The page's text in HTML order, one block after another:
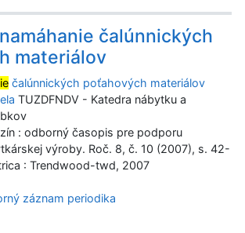
čalúnnických
materiálov
čalúnnických poťahových materiálov
TUZDFNDV - Katedra nábytku a
: odborný časopis pre podporu
výroby. Roč. 8, č. 10 (2007), s. 42-
: Trendwood-twd, 2007
záznam periodika